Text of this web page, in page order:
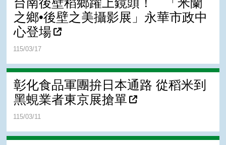
之鄉•後壁之美攝影展」永華市政中
心登場
115/03/17
彰化食品軍團拚日本通路 從稻米到
黑蜆業者東京展搶單
115/03/11